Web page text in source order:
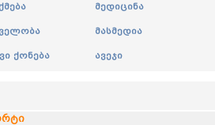
მედიცინა
მასმედია
ქონება ავეჯი